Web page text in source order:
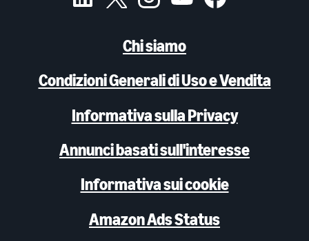
Chi siamo
Condizioni Generali di Uso e Vendita
Informativa sulla Privacy
Annunci basati sull'interesse
Informativa sui cookie
Amazon Ads Status